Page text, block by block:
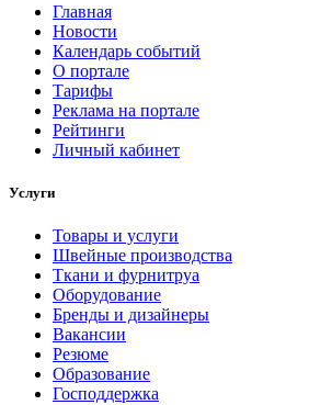
Главная
Новости
Календарь событий
О портале
Тарифы
Реклама на портале
Рейтинги
Личный кабинет
Услуги
Товары и услуги
Швейные производства
Ткани и фурнитруа
Оборудование
Бренды и дизайнеры
Вакансии
Резюме
Образование
Господдержка